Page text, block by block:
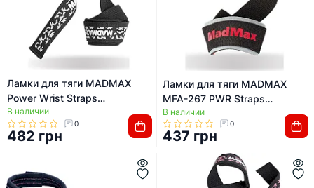
Ламки для тяги MADMAX
Power Wrist Straps
Camo/White
В наличии
0
482 грн
Ламки для тяги MADMAX
MFA-267 PWR Straps
Black/Grey/Red
В наличии
0
437 грн